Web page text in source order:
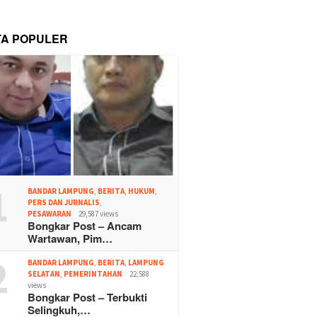
POPULER
BANDAR LAMPUNG BERITA HUKUM
PERS DAN JURNALIS
PESAWARAN
29,587 views
Bongkar Post – Ancam
Wartawan, Pim…
BANDAR LAMPUNG BERITA LAMPUNG
SELATAN PEMERINTAHAN
22,588
views
Bongkar Post – Terbukti
Selingkuh,…